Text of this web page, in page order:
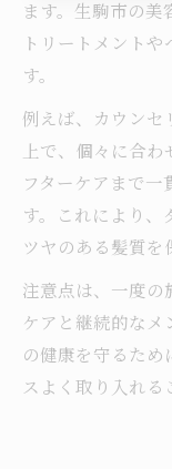
ます。生駒市の美
トリートメント
す。
例えば、カウンセ
上で、個々に合
フターケアまで
す。これにより、
ツヤのある髪質を
注意点は、一度の
ケアと継続的なメ
の健康を守るた
スよく取り入れる